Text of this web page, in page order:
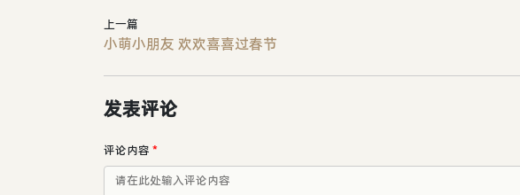
上一篇
小萌小朋友 欢欢喜喜过春节
发表评论
评论内容 *